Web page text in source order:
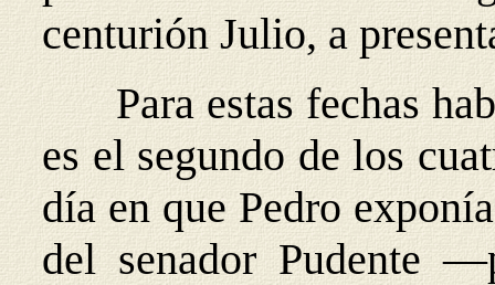
centurión Julio, a
Para estas fechas
es el segundo de los
día en que Pedro
del senador Pudente